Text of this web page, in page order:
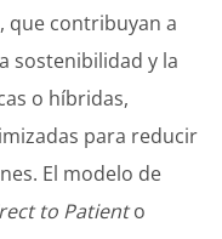
que contribuyan a
sostenibilidad y la
o híbridas,
para reducir
El modelo de
to Patiento